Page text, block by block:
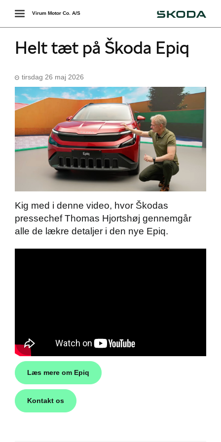
Toggle
navigation
Virum Motor Co. A/S
Helt tæt på Škoda Epiq
tirsdag 26 maj 2026
Kig med i denne video, hvor Škodas
pressechef Thomas Hjortshøj gennemgår
alle de lækre detaljer i den nye Epiq.
Læs mere om Epiq
Kontakt os